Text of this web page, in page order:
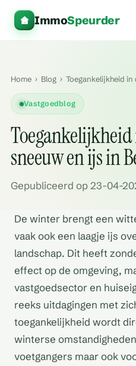
ImmoSpeurder
Home › Blog › Toegankelijkheid
Vastgoedblog
sneeuw en ijs in
Gepubliceerd op 23-04-
De winter brengt een
vaak ook een laagje ijs
landschap. Dit heeft
effect op de omgeving,
vastgoedsector en
reeks uitdagingen met
toegankelijkheid wordt
winterse
voetgangers maar ook